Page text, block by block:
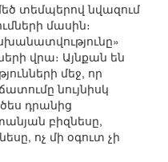
տեմպերով նվազում
մասին։
վրա։ Այնքան են
մեջ, որ
նույնիսկ
դրանից
բիզնեսը,
ոչ մի օգուտ չի